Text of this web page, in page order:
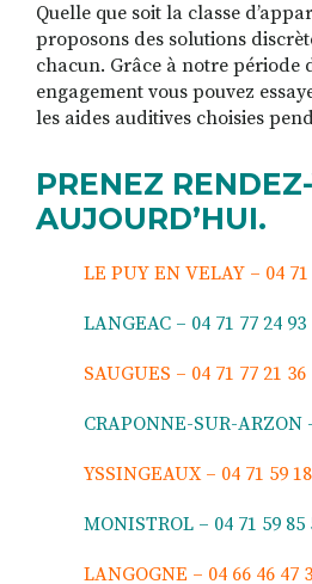
Quelle que soit la classe
proposons des solutions
chacun. Grâce à notre période
engagement vous pouvez
les aides auditives choisies
PRENEZ
AUJOURD’HUI.
LE PUY EN VELAY – 04 71
LANGEAC – 04 71 77 24 93
SAUGUES – 04 71 77 21 36
CRAPONNE-SUR-ARZON
YSSINGEAUX – 04 71 59
MONISTROL – 04 71 59 85
LANGOGNE – 04 66 46 47